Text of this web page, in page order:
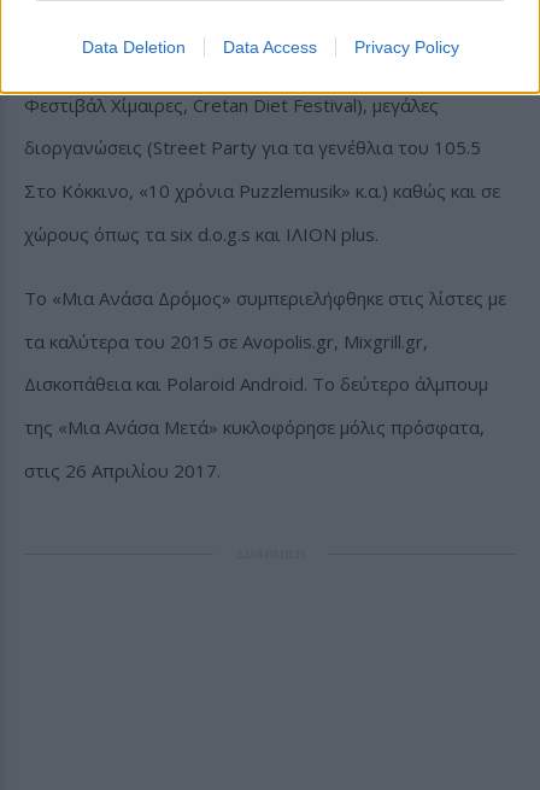
Data Deletion Data Access Privacy Policy
εμφανιστεί σε πολλά Φεστιβάλ (Puzzlemusik Festival,
Φεστιβάλ Χίμαιρες, Cretan Diet Festival), μεγάλες
διοργανώσεις (Street Party για τα γενέθλια του 105.5
Στο Κόκκινο, «10 χρόνια Puzzlemusik» κ.α.) καθώς και σε
χώρους όπως τα six d.o.g.s και ΙΛΙΟΝ plus.
To «Μια Ανάσα Δρόμος» συμπεριελήφθηκε στις λίστες με
τα καλύτερα του 2015 σε Avopolis.gr, Mixgrill.gr,
Δισκοπάθεια και Polaroid Android. Το δεύτερο άλμπουμ
της «Μια Ανάσα Μετά» κυκλοφόρησε μόλις πρόσφατα,
στις 26 Απριλίου 2017.